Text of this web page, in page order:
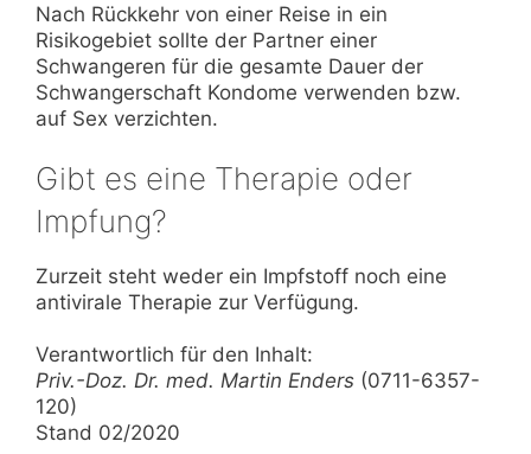
Nach Rückkehr von einer Reise in ein
Risikogebiet sollte der Partner einer
Schwangeren für die gesamte Dauer der
Schwangerschaft Kondome verwenden bzw.
auf Sex verzichten.
Gibt es eine Therapie oder
Impfung?
Zurzeit steht weder ein Impfstoff noch eine
antivirale Therapie zur Verfügung.
Verantwortlich für den Inhalt:
Priv.-Doz. Dr. med. Martin Enders (0711-6357-
120)
Stand 02/2020